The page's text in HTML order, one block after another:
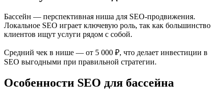
Бассейн — перспективная ниша для SEO-продвижения.
Локальное SEO играет ключевую роль, так как большинство
клиентов ищут услуги рядом с собой.
Средний чек в нише — от 5 000 ₽, что делает инвестиции в
SEO выгодными при правильной стратегии.
Особенности SEO для бассейна